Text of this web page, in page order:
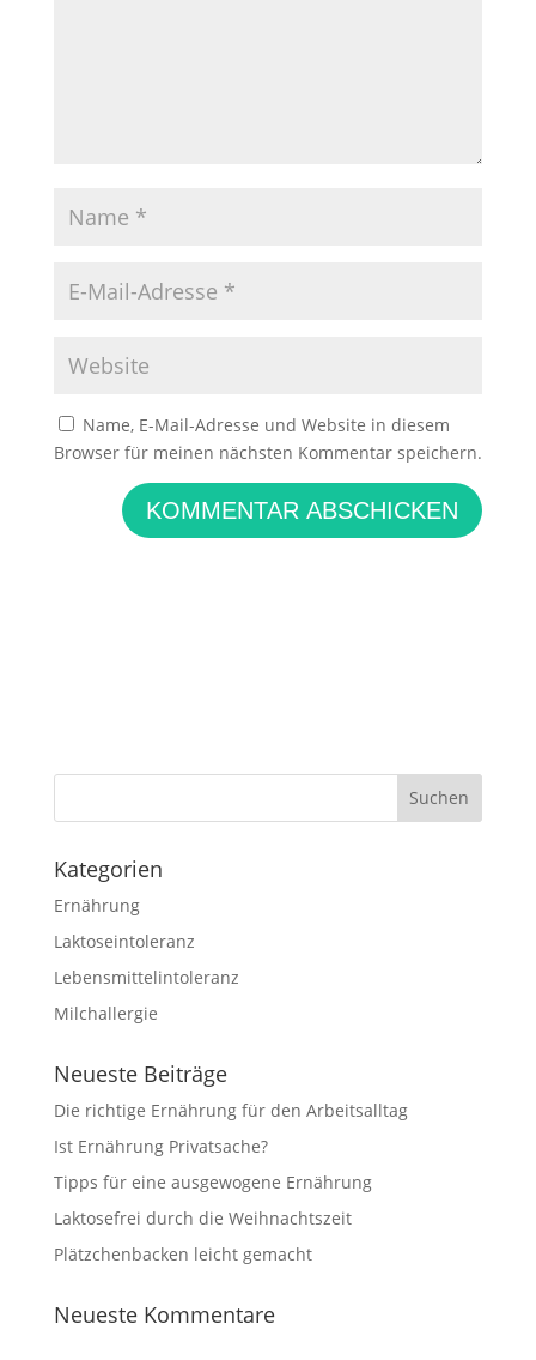
Name, E-Mail-Adresse und Website in diesem
Browser für meinen nächsten Kommentar speichern.
KOMMENTAR ABSCHICKEN
Kategorien
Ernährung
Laktoseintoleranz
Lebensmittelintoleranz
Milchallergie
Neueste Beiträge
Die richtige Ernährung für den Arbeitsalltag
Ist Ernährung Privatsache?
Tipps für eine ausgewogene Ernährung
Laktosefrei durch die Weihnachtszeit
Plätzchenbacken leicht gemacht
Neueste Kommentare